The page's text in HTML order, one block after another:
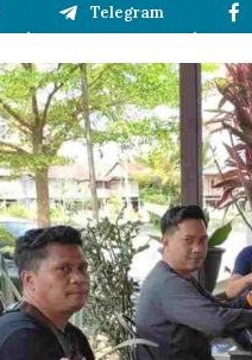
Telegram